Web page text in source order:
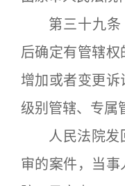
第三十九
后确定有管辖权
增加或者变更
级别管辖、专属
人民法院发
审的案件，当